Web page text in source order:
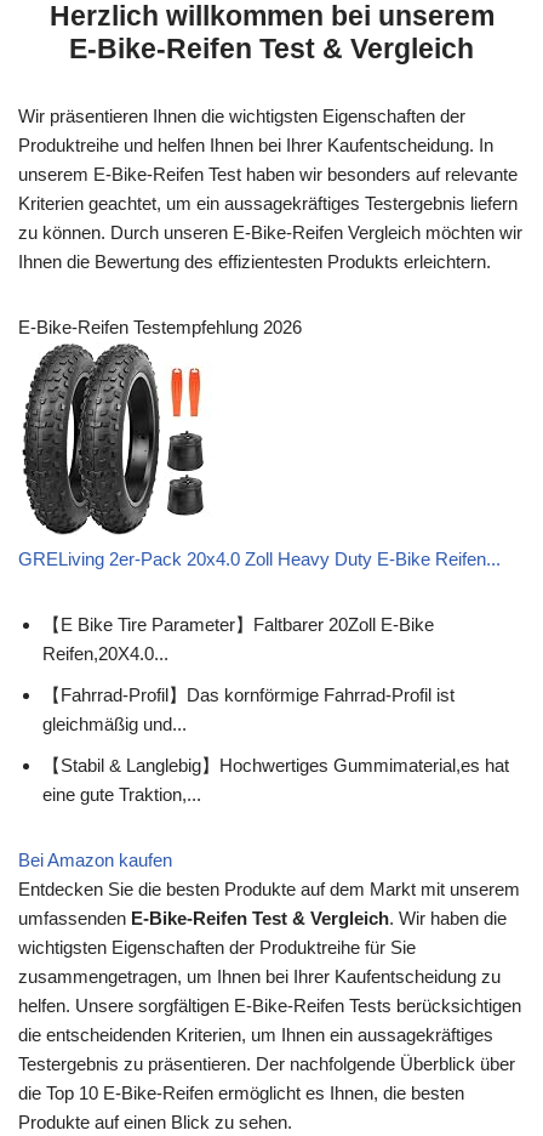
Herzlich willkommen bei unserem
E-Bike-Reifen Test & Vergleich
Wir präsentieren Ihnen die wichtigsten Eigenschaften der
Produktreihe und helfen Ihnen bei Ihrer Kaufentscheidung. In
unserem E-Bike-Reifen Test haben wir besonders auf relevante
Kriterien geachtet, um ein aussagekräftiges Testergebnis liefern
zu können. Durch unseren E-Bike-Reifen Vergleich möchten wir
Ihnen die Bewertung des effizientesten Produkts erleichtern.
E-Bike-Reifen Testempfehlung 2026
GRELiving 2er-Pack 20x4.0 Zoll Heavy Duty E-Bike Reifen...
【E Bike Tire Parameter】Faltbarer 20Zoll E-Bike
Reifen,20X4.0...
【Fahrrad-Profil】Das kornförmige Fahrrad-Profil ist
gleichmäßig und...
【Stabil & Langlebig】Hochwertiges Gummimaterial,es hat
eine gute Traktion,...
Bei Amazon kaufen
Entdecken Sie die besten Produkte auf dem Markt mit unserem
umfassenden E-Bike-Reifen Test & Vergleich. Wir haben die
wichtigsten Eigenschaften der Produktreihe für Sie
zusammengetragen, um Ihnen bei Ihrer Kaufentscheidung zu
helfen. Unsere sorgfältigen E-Bike-Reifen Tests berücksichtigen
die entscheidenden Kriterien, um Ihnen ein aussagekräftiges
Testergebnis zu präsentieren. Der nachfolgende Überblick über
die Top 10 E-Bike-Reifen ermöglicht es Ihnen, die besten
Produkte auf einen Blick zu sehen.